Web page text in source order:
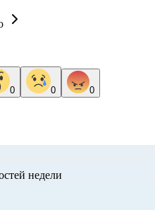
0 0 0
недели